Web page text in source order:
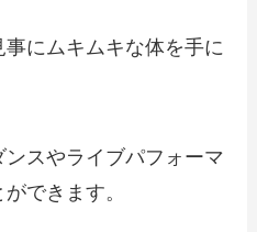
にムキムキな体を手に
スやライブパフォーマ
できます。